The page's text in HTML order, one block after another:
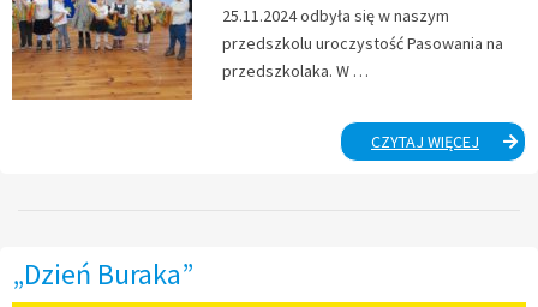
25.11.2024 odbyła się w naszym
przedszkolu uroczystość Pasowania na
przedszkolaka. W …
CZYTAJ WIĘCEJ
„Dzień Buraka”